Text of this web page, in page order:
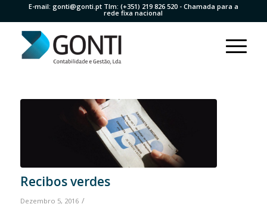
E-mail: gonti@gonti.ptTlm: (+351) 219 826 520- Chamada para a
rede fixa nacional
Recibos verdes
Dezembro 5, 2016 /